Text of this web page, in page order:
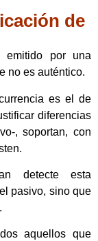
de
por una
no es auténtico.
es el de
diferencias
, soportan, con
detecte esta
pasivo, sino que
aquellos que